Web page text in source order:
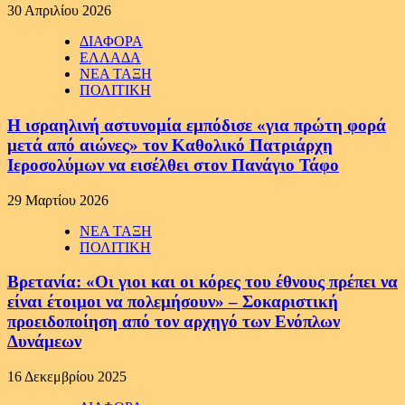
30 Απριλίου 2026
ΔΙΑΦΟΡΑ
ΕΛΛΑΔΑ
ΝΕΑ ΤΑΞΗ
ΠΟΛΙΤΙΚΗ
Η ισραηλινή αστυνομία εμπόδισε «για πρώτη φορά
μετά από αιώνες» τον Καθολικό Πατριάρχη
Ιεροσολύμων να εισέλθει στον Πανάγιο Τάφο
29 Μαρτίου 2026
ΝΕΑ ΤΑΞΗ
ΠΟΛΙΤΙΚΗ
Βρετανία: «Οι γιοι και οι κόρες του έθνους πρέπει να
είναι έτοιμοι να πολεμήσουν» – Σοκαριστική
προειδοποίηση από τον αρχηγό των Ενόπλων
Δυνάμεων
16 Δεκεμβρίου 2025